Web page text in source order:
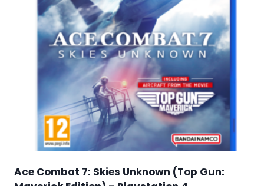
Ace Combat 7: Skies Unknown (Top Gun: